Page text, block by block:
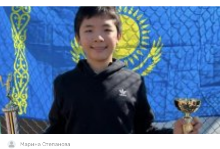
Марина Степанова